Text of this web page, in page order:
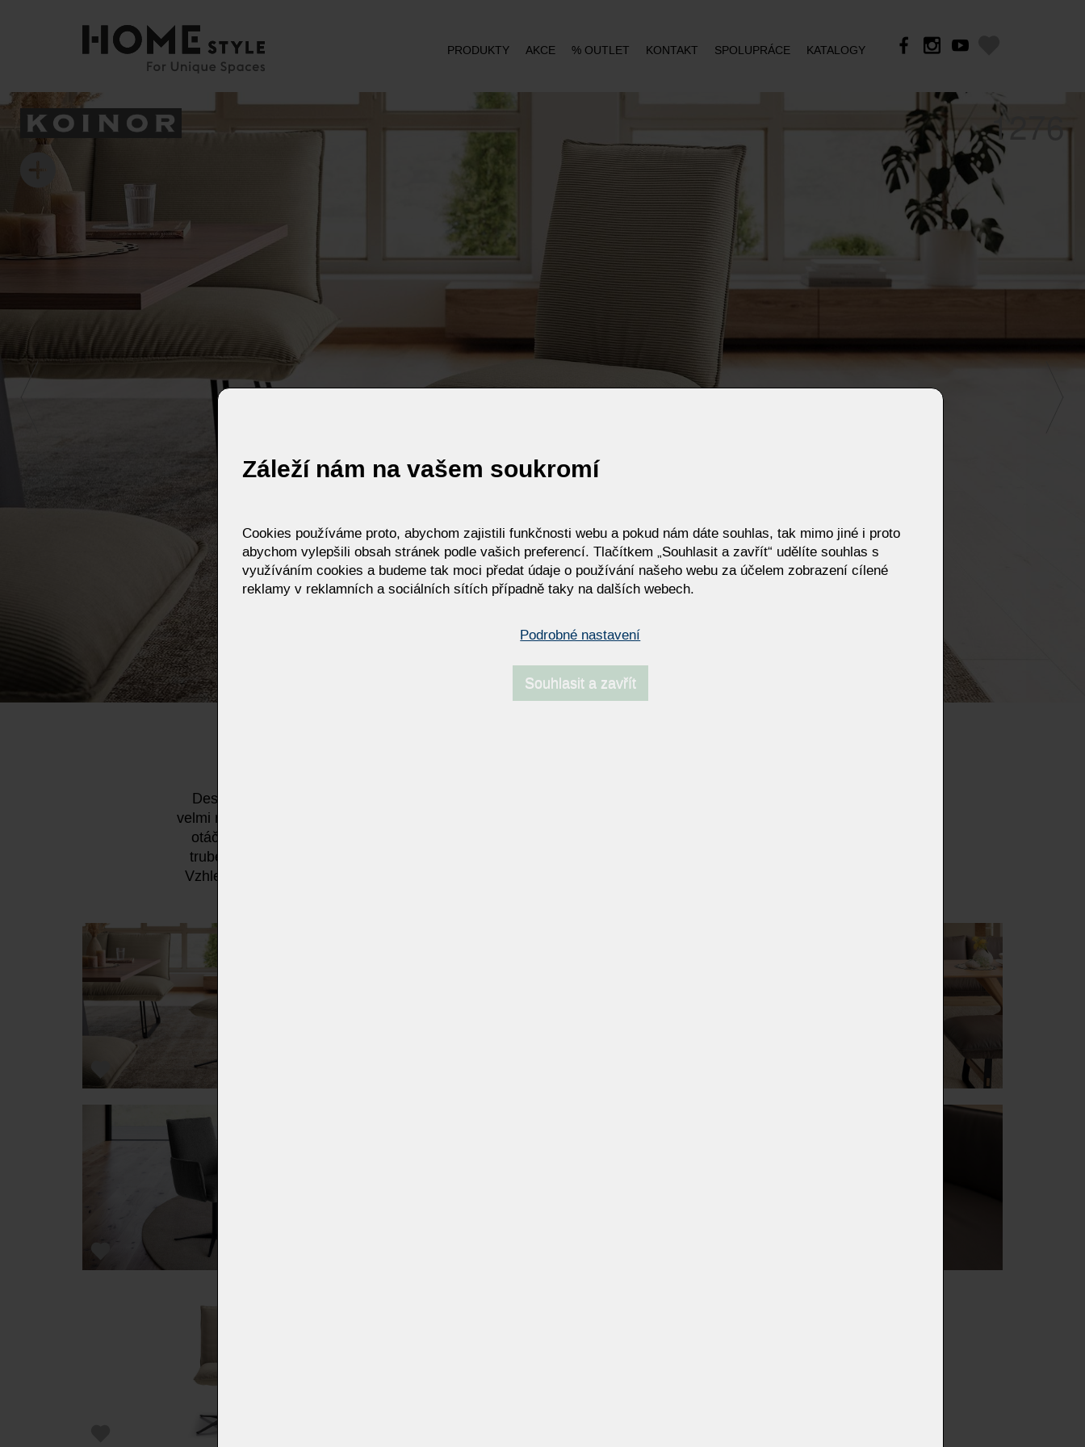
PRODUKTY AKCE % OUTLET KONTAKT SPOLUPRÁCE KATALOGY
1276
Designová jídelní židle Koinor 1276 přináší do jídelního koutu uvolněnou eleganci a špičkovou funkčnost. Její
velmi neformální, ležérní čalounění zve k dlouhému odpočinku, zatímco praktický mechanismus umožňuje plynulé
otáčení o 360°. Židle vyniká mimořádnou variabilitou podnoží – od minimalistických kovových křížů a kulatých
trubek v černé barvě či saténovém niklu přes moderní tripod až po poctivé masivní dřevo v dubu nebo ořechu.
Vzhled dotváří výrazný obrubový šev (kontrastní nebo tón v tónu), který skvěle ladí s doporučenou lavicí SOUL.
Záleží nám na vašem soukromí
Cookies používáme proto, abychom zajistili funkčnosti webu a pokud nám dáte souhlas, tak mimo jiné i proto
abychom vylepšili obsah stránek podle vašich preferencí. Tlačítkem „Souhlasit a zavřít“ udělíte souhlas s
využíváním cookies a budeme tak moci předat údaje o používání našeho webu za účelem zobrazení cílené
reklamy v reklamních a sociálních sítích případně taky na dalších webech.
Podrobné nastavení
Souhlasit a zavřít